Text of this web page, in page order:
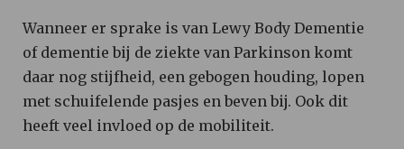
Wanneer er sprake is van Lewy Body Dementie
of dementie bij de ziekte van Parkinson komt
daar nog stijfheid, een gebogen houding, lopen
met schuifelende pasjes en beven bij. Ook dit
heeft veel invloed op de mobiliteit.